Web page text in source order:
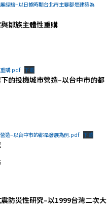
經驗–以日據時期台北市主要都是建築為
鄒族主體性重購
購.pdf 下載
的投機城市營造–以台中市的都
造–以台中市的都是發展為例.pdf 下載
防災性研究–以1999台灣二次大